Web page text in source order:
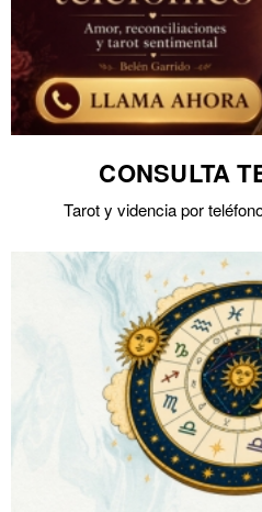
CONSULTA
Tarot y videncia por